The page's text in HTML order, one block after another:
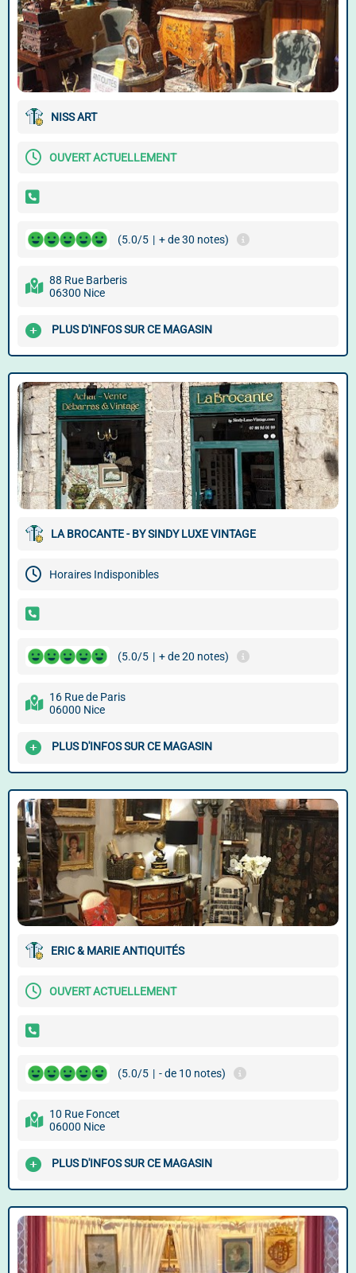
NISS ART
OUVERT ACTUELLEMENT
(5.0/5 | + de 30 notes)
88 Rue Barberis
06300 Nice
PLUS D'INFOS SUR CE MAGASIN
LA BROCANTE - BY SINDY LUXE VINTAGE
Horaires Indisponibles
(5.0/5 | + de 20 notes)
16 Rue de Paris
06000 Nice
PLUS D'INFOS SUR CE MAGASIN
ERIC & MARIE ANTIQUITÉS
OUVERT ACTUELLEMENT
(5.0/5 | - de 10 notes)
10 Rue Foncet
06000 Nice
PLUS D'INFOS SUR CE MAGASIN